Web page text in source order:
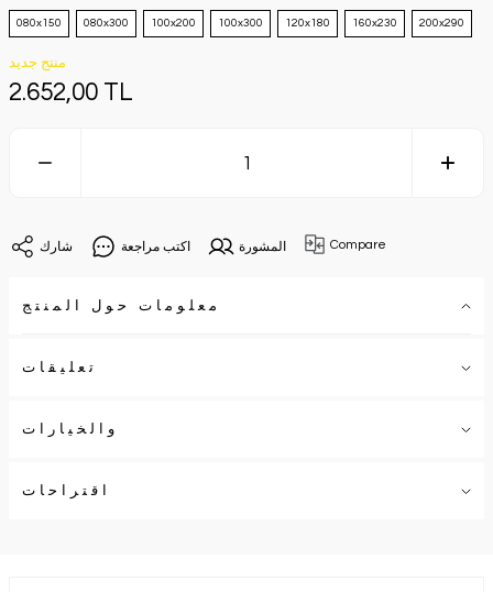
080x150 080x300 100x200 100x300 120x180 160x230 200x290
منتج جديد
2.652,00 TL
شارك اكتب مراجعة المشورة Compare
معلومات حول المنتج
تعليقات
والخيارات
اقتراحات